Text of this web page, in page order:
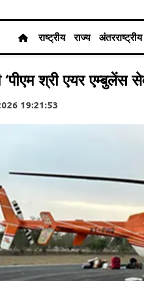
राष्ट्रीय राज्य अंतरराष्ट्रीय
श्री एयर एम्बुलेंस
19:21:53